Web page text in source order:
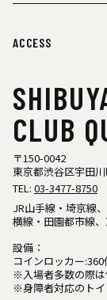
ACCESS
CLUB
〒150-0042
東京都渋谷区宇田
TEL: 03-3477-8750
JR山手線・埼京線
横線・田園都市線
設備：
コインロッカー:360
※入場者多数の際は
※身障者対応のトイ